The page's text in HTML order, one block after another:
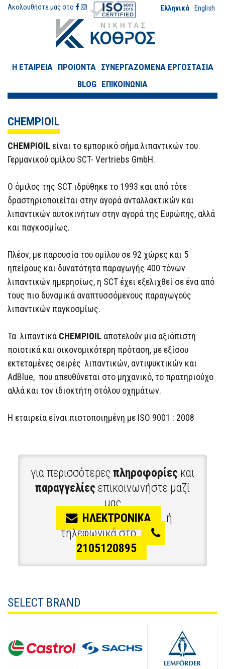
Ακολουθήστε μας στο Ελληνικά English
Η ΕΤΑΙΡΕΙΑ ΠΡΟΙΟΝΤΑ ΣΥΝΕΡΓΑΖΟΜΕΝΑ ΕΡΓΟΣΤΑΣΙΑ
BLOG ΕΠΙΚΟΙΝΩΝΙΑ
CHEMPIOIL
CHEMPIOIL είναι τo εμπορικό σήμα λιπαντικών του
Γερμανικού ομίλου SCT- Vertriebs GmbH.
O όμιλος της SCT ιδρύθηκε το 1993 και από τότε
δραστηριοποιείται στην αγορά ανταλλακτικών και
λιπαντικών αυτοκινήτων στην αγορά της Ευρώπης, αλλά
και παγκοσμίως.
Πλέον, με παρουσία του ομίλου σε 92 χώρες και 5
ηπείρους και δυνατότητα παραγωγής 400 τόνων
λιπαντικών ημερησίως, η SCT έχει εξελιχθεί σε ένα από
τους πιο δυναμικά αναπτυσσόμενους παραγωγούς
λιπαντικών παγκοσμίως.
Τα λιπαντικά CHEMPIOIL αποτελούν μια αξιόπιστη
ποιοτικά και οικονομικότερη πρόταση, με εξίσου
εκτεταμένες σειρές λιπαντικών, αντιψυκτικών και
AdBlue, που απευθύνεται στο μηχανικό, το πρατηριούχο
αλλά και τον ιδιοκτήτη στόλου οχημάτων.
Η εταιρεία είναι πιστοποιημένη με ISO 9001 : 2008
για περισσότερες πληροφορίες και
παραγγελίεςεπικοινωνήστε μαζί
μας
ΗΛΕΚΤΡΟΝΙΚΑ
ή
τηλεφωνικά στο
2105120895
SELECT BRAND